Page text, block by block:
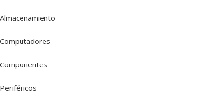
Almacenamiento
Computadores
Componentes
Periféricos